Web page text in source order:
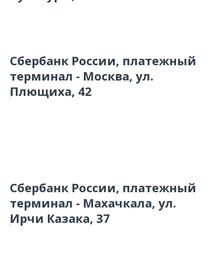
Сбербанк России, платежный
терминал - Москва, ул.
Плющиха, 42
Сбербанк России, платежный
терминал - Махачкала, ул.
Ирчи Казака, 37